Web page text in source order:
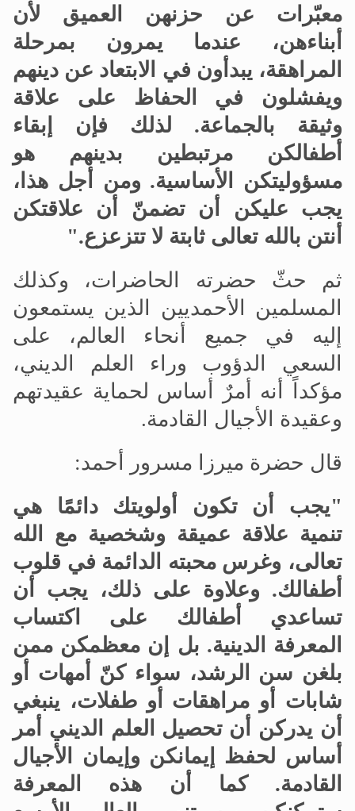
معبّرات عن حزنهن العميق لأن
أبناءهن، عندما يمرون بمرحلة
المراهقة، يبدأون في الابتعاد عن دينهم
ويفشلون في الحفاظ على علاقة
وثيقة بالجماعة.
لذلك فإن إبقاء
أطفالكن مرتبطين بدينهم هو
مسؤوليتكن الأساسية. ومن أجل هذا،
يجب عليكن أن تضمنّ أن علاقتكن
أنتن بالله تعالى ثابتة لا تتزعزع.
"
ثم حثّ حضرته الحاضرات، وكذلك
المسلمين الأحمديين الذين يستمعون
إليه في جميع أنحاء العالم، على
السعي الدؤوب وراء العلم الديني،
مؤكداً أنه أمرٌ أساس لحماية عقيدتهم
وعقيدة الأجيال القادمة.
قال حضرة ميرزا مسرور أحمد:
"يجب أن تكون أولويتك دائمًا هي
تنمية علاقة عميقة وشخصية مع الله
تعالى، وغرس محبته الدائمة في قلوب
أطفالك. وعلاوة على ذلك، يجب أن
تساعدي أطفالك على اكتساب
المعرفة الدينية. بل إن معظمكن ممن
بلغن سن الرشد، سواء كنّ أمهات أو
شابات أو مراهقات أو طفلات، ينبغي
أن يدركن أن تحصيل العلم الديني أمر
أساس لحفظ إيمانكن وإيمان الأجيال
القادمة.
كما أن هذه المعرفة